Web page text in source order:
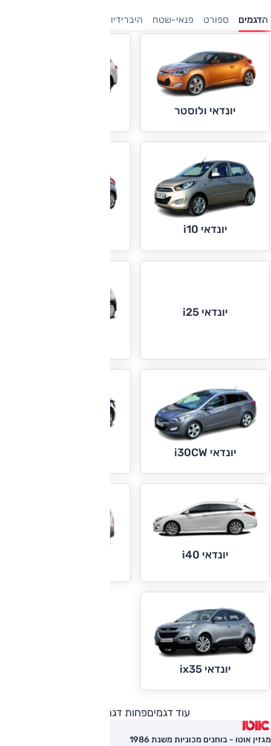
הדגמים ספורט פנאי-שטח היברידיות
יונדאי ולוסטר
יונדאי i10
יונדאי i25
יונדאי i30CW
יונדאי i40
יונדאי ix35
עוד דגמיםפחות דגמים
מגזין אוטו - בוחנים מכוניות משנת 1986